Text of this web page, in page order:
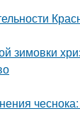
зимовки